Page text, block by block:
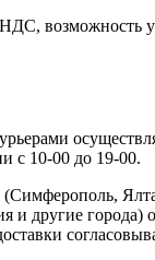
возможность
с 10-00 до 19-00.
и другие города)